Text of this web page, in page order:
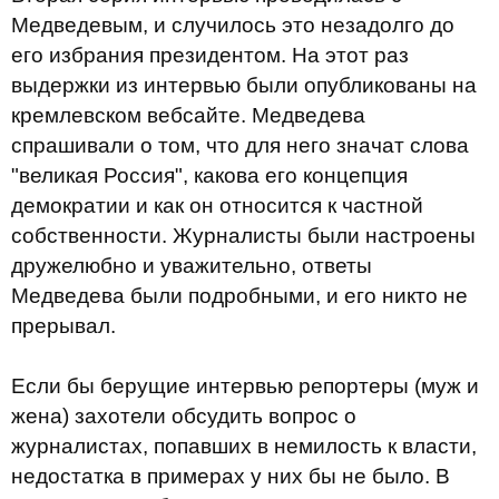
Медведевым, и случилось это незадолго до
его избрания президентом. На этот раз
выдержки из интервью были опубликованы на
кремлевском вебсайте. Медведева
спрашивали о том, что для него значат слова
"великая Россия", какова его концепция
демократии и как он относится к частной
собственности. Журналисты были настроены
дружелюбно и уважительно, ответы
Медведева были подробными, и его никто не
прерывал.
Если бы берущие интервью репортеры (муж и
жена) захотели обсудить вопрос о
журналистах, попавших в немилость к власти,
недостатка в примерах у них бы не было. В